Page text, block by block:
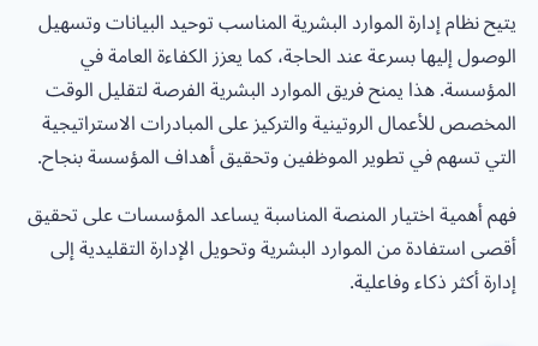
يتيح نظام إدارة الموارد البشرية المناسب توحيد البيانات وتسهيل
الوصول إليها بسرعة عند الحاجة، كما يعزز الكفاءة العامة في
المؤسسة. هذا يمنح فريق الموارد البشرية الفرصة لتقليل الوقت
المخصص للأعمال الروتينية والتركيز على المبادرات الاستراتيجية
التي تسهم في تطوير الموظفين وتحقيق أهداف المؤسسة بنجاح.
فهم أهمية اختيار المنصة المناسبة يساعد المؤسسات على تحقيق
أقصى استفادة من الموارد البشرية وتحويل الإدارة التقليدية إلى
إدارة أكثر ذكاء وفاعلية.